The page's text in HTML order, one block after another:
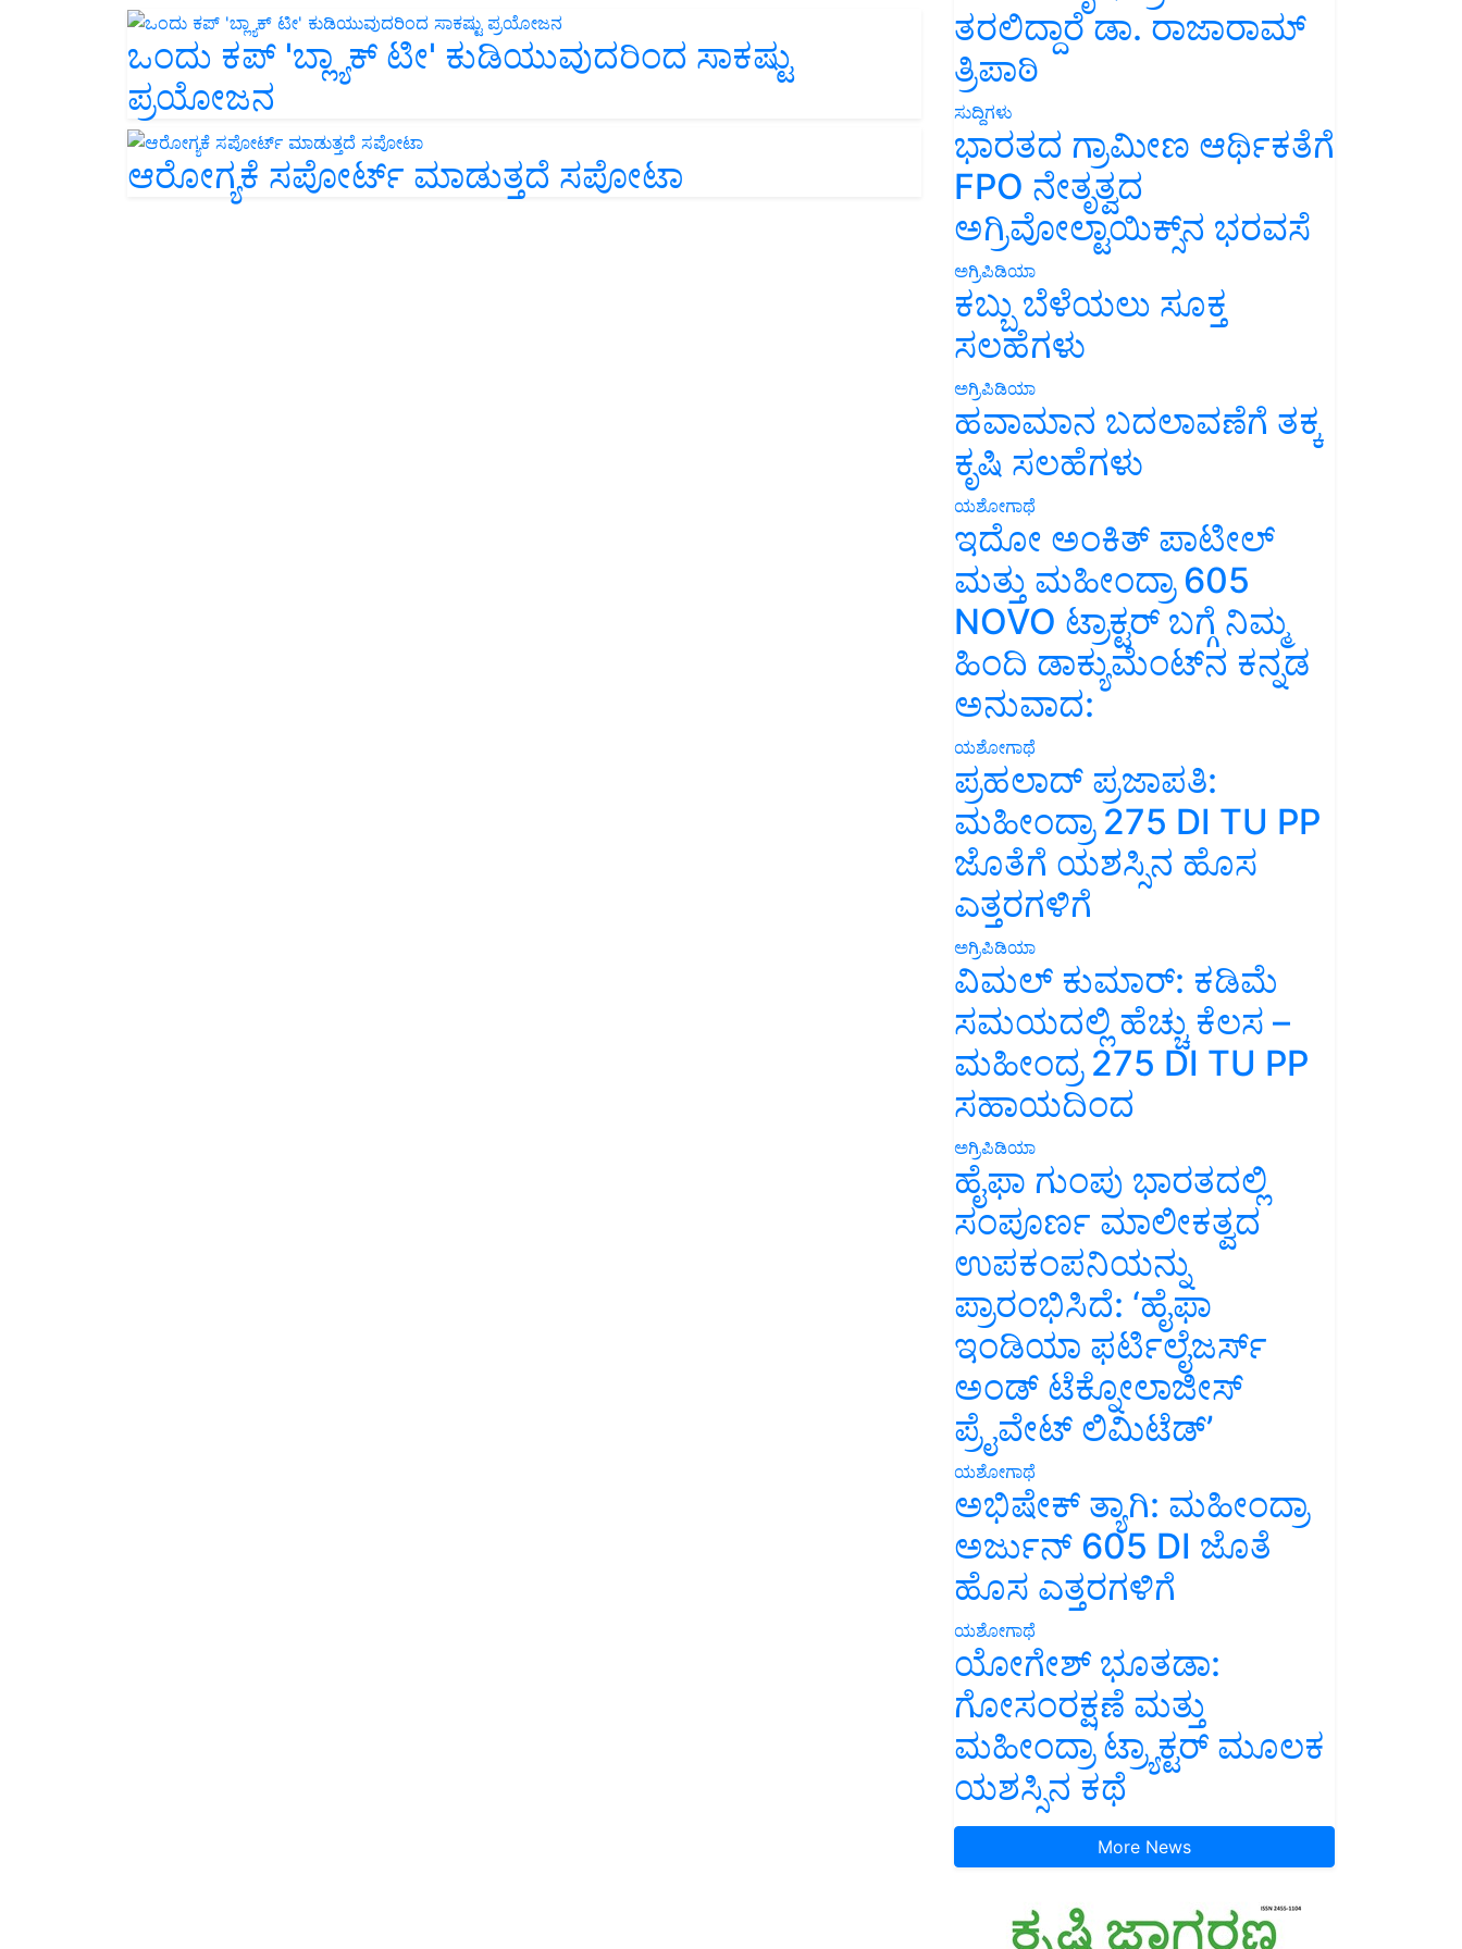
ಒಂದು ಕಪ್ 'ಬ್ಲ್ಯಾಕ್ ಟೀ' ಕುಡಿಯುವುದರಿಂದ ಸಾಕಷ್ಟು
ಪ್ರಯೋಜನ
ಆರೋಗ್ಯಕೆ ಸಪೋರ್ಟ್ ಮಾಡುತ್ತದೆ ಸಪೋಟಾ
ತರಲಿದ್ದಾರೆ ಡಾ. ರಾಜಾರಾಮ್
ತ್ರಿಪಾಠಿ
ಸುದ್ದಿಗಳು
ಭಾರತದ ಗ್ರಾಮೀಣ ಆರ್ಥಿಕತೆಗೆ
FPO ನೇತೃತ್ವದ
ಅಗ್ರಿವೋಲ್ಟಾಯಿಕ್ಸ್‌ನ ಭರವಸೆ
ಅಗ್ರಿಪಿಡಿಯಾ
ಕಬ್ಬು ಬೆಳೆಯಲು ಸೂಕ್ತ
ಸಲಹೆಗಳು
ಅಗ್ರಿಪಿಡಿಯಾ
ಹವಾಮಾನ ಬದಲಾವಣೆಗೆ ತಕ್ಕ
ಕೃಷಿ ಸಲಹೆಗಳು
ಯಶೋಗಾಥೆ
ಇದೋ ಅಂಕಿತ್ ಪಾಟೀಲ್
ಮತ್ತು ಮಹೀಂದ್ರಾ 605
NOVO ಟ್ರಾಕ್ಟರ್ ಬಗ್ಗೆ ನಿಮ್ಮ
ಹಿಂದಿ ಡಾಕ್ಯುಮೆಂಟ್‌ನ ಕನ್ನಡ
ಅನುವಾದ:
ಯಶೋಗಾಥೆ
ಪ್ರಹಲಾದ್ ಪ್ರಜಾಪತಿ:
ಮಹೀಂದ್ರಾ 275 DI TU PP
ಜೊತೆಗೆ ಯಶಸ್ಸಿನ ಹೊಸ
ಎತ್ತರಗಳಿಗೆ
ಅಗ್ರಿಪಿಡಿಯಾ
ವಿಮಲ್ ಕುಮಾರ್: ಕಡಿಮೆ
ಸಮಯದಲ್ಲಿ ಹೆಚ್ಚು ಕೆಲಸ –
ಮಹೀಂದ್ರ 275 DI TU PP
ಸಹಾಯದಿಂದ
ಅಗ್ರಿಪಿಡಿಯಾ
ಹೈಫಾ ಗುಂಪು ಭಾರತದಲ್ಲಿ
ಸಂಪೂರ್ಣ ಮಾಲೀಕತ್ವದ
ಉಪಕಂಪನಿಯನ್ನು
ಪ್ರಾರಂಭಿಸಿದೆ: ‘ಹೈಫಾ
ಇಂಡಿಯಾ ಫರ್ಟಿಲೈಜರ್ಸ್
ಅಂಡ್ ಟೆಕ್ನೋಲಾಜೀಸ್
ಪ್ರೈವೇಟ್ ಲಿಮಿಟೆಡ್’
ಯಶೋಗಾಥೆ
ಅಭಿಷೇಕ್ ತ್ಯಾಗಿ: ಮಹೀಂದ್ರಾ
ಅರ್ಜುನ್ 605 DI ಜೊತೆ
ಹೊಸ ಎತ್ತರಗಳಿಗೆ
ಯಶೋಗಾಥೆ
ಯೋಗೇಶ್ ಭೂತಡಾ:
ಗೋಸಂರಕ್ಷಣೆ ಮತ್ತು
ಮಹೀಂದ್ರಾ ಟ್ರ್ಯಾಕ್ಟರ್ ಮೂಲಕ
ಯಶಸ್ಸಿನ ಕಥೆ
More News